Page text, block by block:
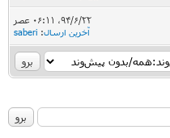
۹۴/۶/۲۲، ۰۶:۱۱ عصر
آخرین ارسال:
saberi